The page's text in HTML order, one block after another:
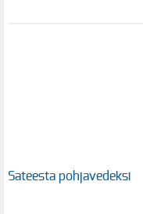
Sateesta pohjavedeksi